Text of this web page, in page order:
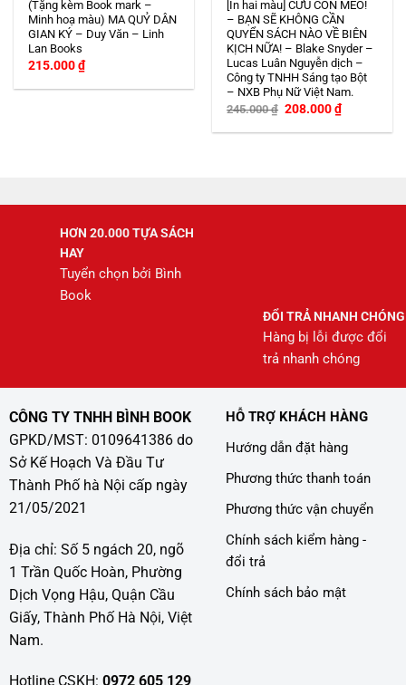
(Tặng kèm Book mark –
Minh hoạ màu) MA QUỶ DÂN
GIAN KÝ – Duy Văn – Linh
Lan Books
215.000₫
[In hai màu] CỨU CON MÈO!
– BẠN SẼ KHÔNG CẦN
QUYỂN SÁCH NÀO VỀ BIÊN
KỊCH NỮA! – Blake Snyder –
Lucas Luân Nguyễn dịch –
Công ty TNHH Sáng tạo Bột
– NXB Phụ Nữ Việt Nam.
245.000₫ Giá
là:
208.000₫Giá
hiện
tại
HƠN 20.000 TỰA SÁCH
HAY
Tuyển chọn bởi Bình
Book
ĐỔI TRẢ NHANH CHÓNG
Hàng bị lỗi được đổi
trả nhanh chóng
CÔNG TY TNHH BÌNH BOOK
GPKD/MST: 0109641386 do
Sở Kế Hoạch Và Đầu Tư
Thành Phố hà Nội cấp ngày
21/05/2021
Địa chỉ: Số 5 ngách 20, ngõ
1 Trần Quốc Hoàn, Phường
Dịch Vọng Hậu, Quận Cầu
Giấy, Thành Phố Hà Nội, Việt
Nam.
Hotline CSKH: 0972 605 129
HỖ TRỢ KHÁCH HÀNG
Hướng dẫn đặt hàng
Phương thức thanh toán
Phương thức vận chuyển
Chính sách kiểm hàng -
đổi trả
Chính sách bảo mật